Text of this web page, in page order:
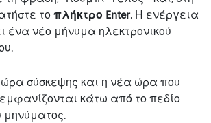
τοπλήκτρο Enter. Η ενέργεια
ένα νέο μήνυμα ηλεκτρονικού
σύσκεψης και η νέα ώρα που
κάτω από το πεδίο
μηνύματος.